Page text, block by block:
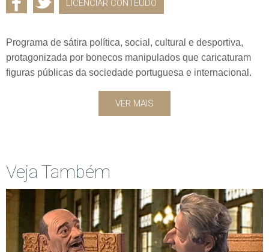
LICENCIAR CONTEÚDO
Programa de sátira política, social, cultural e desportiva,
protagonizada por bonecos manipulados que caricaturam
figuras públicas da sociedade portuguesa e internacional.
VER MAIS
Veja Também